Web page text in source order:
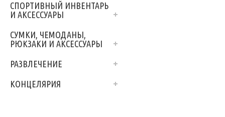
СПОРТИВНЫЙ ИНВЕНТАРЬ
И АКСЕССУАРЫ
СУМКИ, ЧЕМОДАНЫ,
РЮКЗАКИ И АКСЕССУАРЫ
РАЗВЛЕЧЕНИЕ
КОНЦЕЛЯРИЯ